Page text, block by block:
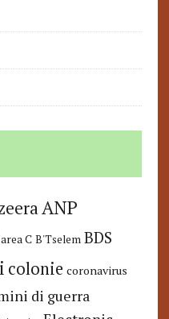
ANP
area C B'Tselem BDS
colonie coronavirus
di guerra